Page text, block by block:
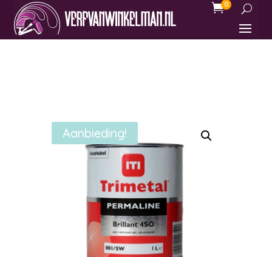
0
Aanbieding!